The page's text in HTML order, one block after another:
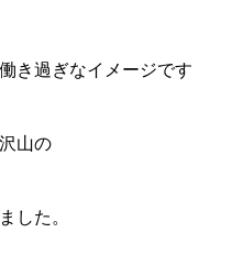
き過ぎなイメージです
山の
した。